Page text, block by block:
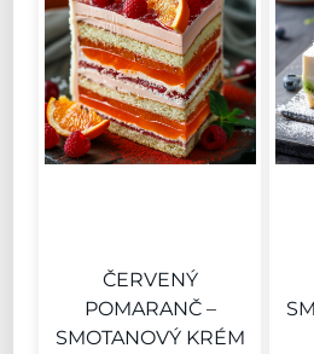
ČERVENÝ
POMARANČ –
SMOTANOVÝ KRÉM